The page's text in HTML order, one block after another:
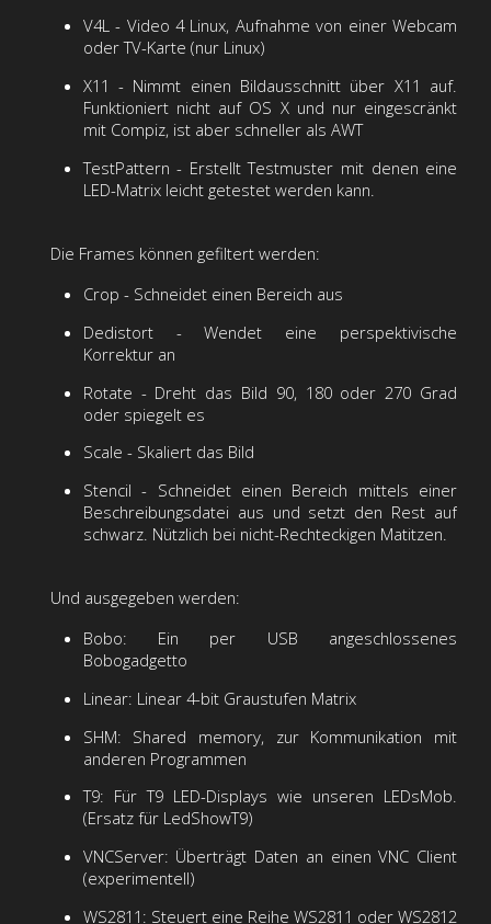
V4L - Video 4 Linux, Aufnahme von einer Webcam
oder TV-Karte (nur Linux)
X11 - Nimmt einen Bildausschnitt über X11 auf.
Funktioniert nicht auf OS X und nur eingescränkt
mit Compiz, ist aber schneller als AWT
TestPattern - Erstellt Testmuster mit denen eine
LED-Matrix leicht getestet werden kann.
Die Frames können gefiltert werden:
Crop - Schneidet einen Bereich aus
Dedistort - Wendet eine perspektivische
Korrektur an
Rotate - Dreht das Bild 90, 180 oder 270 Grad
oder spiegelt es
Scale - Skaliert das Bild
Stencil - Schneidet einen Bereich mittels einer
Beschreibungsdatei aus und setzt den Rest auf
schwarz. Nützlich bei nicht-Rechteckigen Matitzen.
Und ausgegeben werden:
Bobo: Ein per USB angeschlossenes
Bobogadgetto
Linear: Linear 4-bit Graustufen Matrix
SHM: Shared memory, zur Kommunikation mit
anderen Programmen
T9: Für T9 LED-Displays wie unseren LEDsMob.
(Ersatz für LedShowT9)
VNCServer: Überträgt Daten an einen VNC Client
(experimentell)
WS2811: Steuert eine Reihe WS2811 oder WS2812